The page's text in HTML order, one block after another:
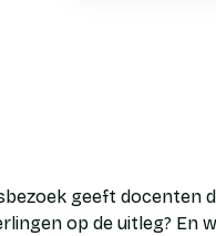
geeft docenten
op de uitleg? En